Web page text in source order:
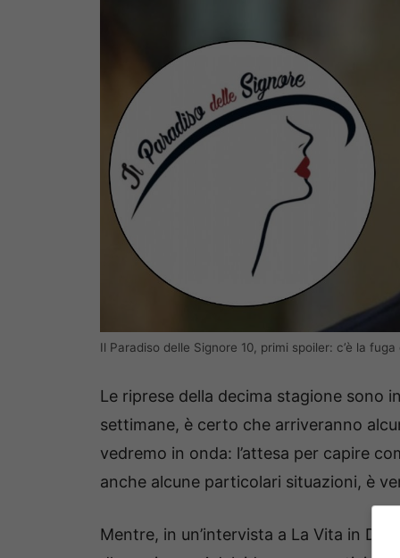
Il Paradiso delle Signore 10, primi spoiler: c’è la
Le riprese della decima stagione sono
settimane, è certo che arriveranno
vedremo in onda: l’attesa per capire
anche alcune particolari situazioni, è
Mentre, in un’intervista a La Vita in